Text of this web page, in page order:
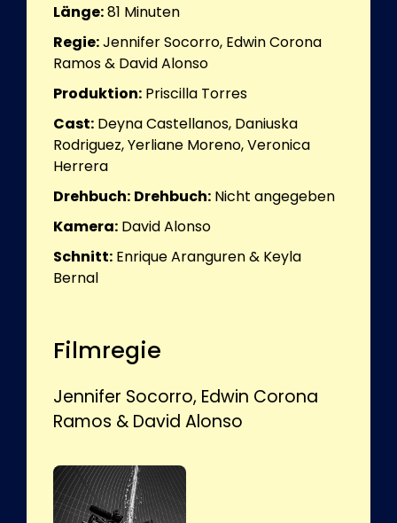
Länge:81 Minuten
Regie:Jennifer Socorro, Edwin Corona
Ramos & David Alonso
Produktion: Priscilla Torres
Cast: Deyna Castellanos, Daniuska
Rodriguez, Yerliane Moreno, Veronica
Herrera
Drehbuch: Drehbuch: Nicht angegeben
Kamera: David Alonso
Schnitt: Enrique Aranguren & Keyla
Bernal
Filmregie
Jennifer Socorro, Edwin Corona
Ramos & David Alonso